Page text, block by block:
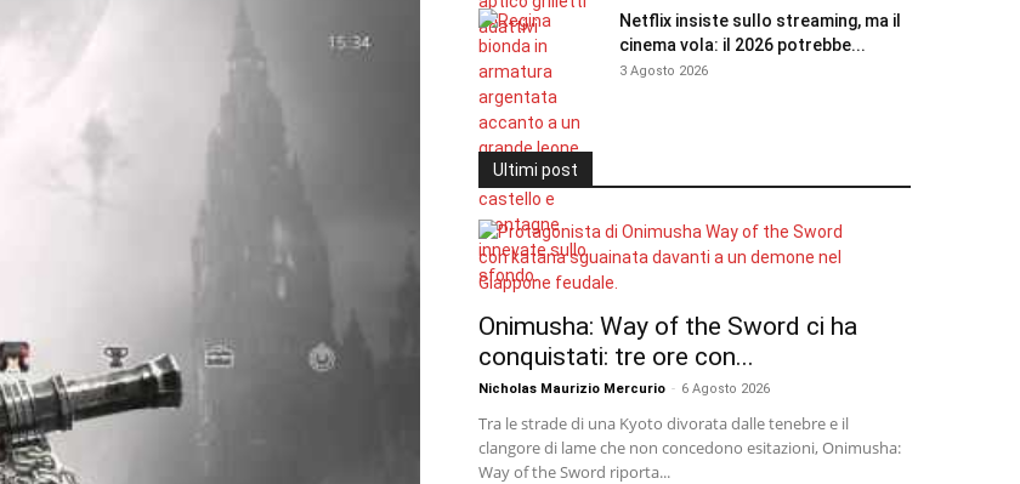
Netflix insiste sullo streaming, ma il
cinema vola: il 2026 potrebbe...
3 Agosto 2026
Ultimi post
Onimusha: Way of the Sword ci ha
conquistati: tre ore con...
Nicholas Maurizio Mercurio - 6 Agosto 2026
Tra le strade di una Kyoto divorata dalle tenebre e il
clangore di lame che non concedono esitazioni, Onimusha:
Way of the Sword riporta...